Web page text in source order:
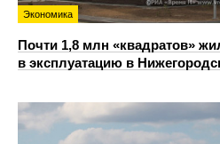
Экономика
Почти 1,8 млн «квадратов»
в эксплуатацию в